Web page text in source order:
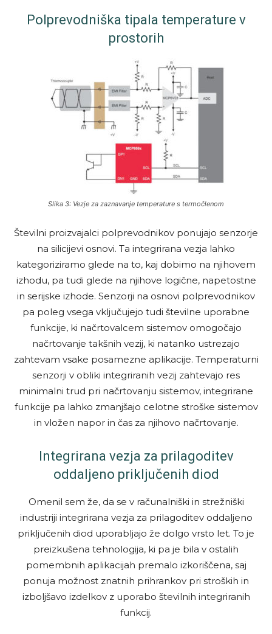
Polprevodniška tipala temperature v
prostorih
Slika 3: Vezje za zaznavanje temperature s termočlenom
Številni proizvajalci polprevodnikov ponujajo senzorje
na silicijevi osnovi. Ta integrirana vezja lahko
kategoriziramo glede na to, kaj dobimo na njihovem
izhodu, pa tudi glede na njihove logične, napetostne
in serijske izhode. Senzorji na osnovi polprevodnikov
pa poleg vsega vključujejo tudi številne uporabne
funkcije, ki načrtovalcem sistemov omogočajo
načrtovanje takšnih vezij, ki natanko ustrezajo
zahtevam vsake posamezne aplikacije. Temperaturni
senzorji v obliki integriranih vezij zahtevajo res
minimalni trud pri načrtovanju sistemov, integrirane
funkcije pa lahko zmanjšajo celotne stroške sistemov
in vložen napor in čas za njihovo načrtovanje.
Integrirana vezja za prilagoditev
oddaljeno priključenih diod
Omenil sem že, da se v računalniški in strežniški
industriji integrirana vezja za prilagoditev oddaljeno
priključenih diod uporabljajo že dolgo vrsto let. To je
preizkušena tehnologija, ki pa je bila v ostalih
pomembnih aplikacijah premalo izkoriščena, saj
ponuja možnost znatnih prihrankov pri stroških in
izboljšavo izdelkov z uporabo številnih integriranih
funkcij.